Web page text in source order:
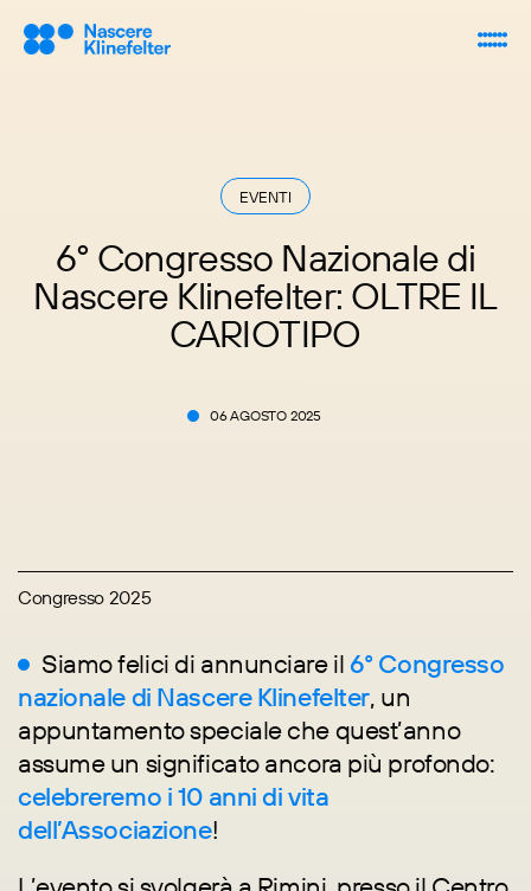
EVENTI
6° Congresso Nazionale di
Nascere Klinefelter: OLTRE IL
CARIOTIPO
06 AGOSTO 2025
Congresso 2025
Siamo felici di annunciare il6° Congresso
nazionale di Nascere Klinefelter, un
appuntamento speciale che quest’anno
assume un significato ancora più profondo:
celebreremo i 10 anni di vita
dell’Associazione!